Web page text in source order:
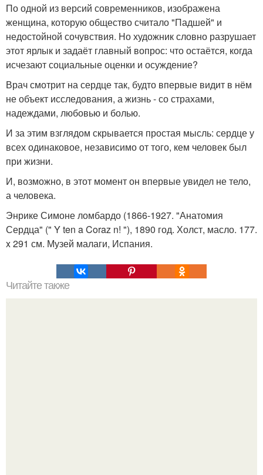
По одной из версий современников, изображена
женщина, которую общество считало "Падшей" и
недостойной сочувствия. Но художник словно разрушает
этот ярлык и задаёт главный вопрос: что остаётся, когда
исчезают социальные оценки и осуждение?
Врач смотрит на сердце так, будто впервые видит в нём
не объект исследования, а жизнь - со страхами,
надеждами, любовью и болью.
И за этим взглядом скрывается простая мысль: сердце у
всех одинаковое, независимо от того, кем человек был
при жизни.
И, возможно, в этот момент он впервые увидел не тело,
а человека.
Энрике Симоне ломбардо (1866-1927. "Анатомия
Сердца" (" Y ten a Coraz n! "), 1890 год. Холст, масло. 177.
x 291 см. Музей малаги, Испания.
Читайте также